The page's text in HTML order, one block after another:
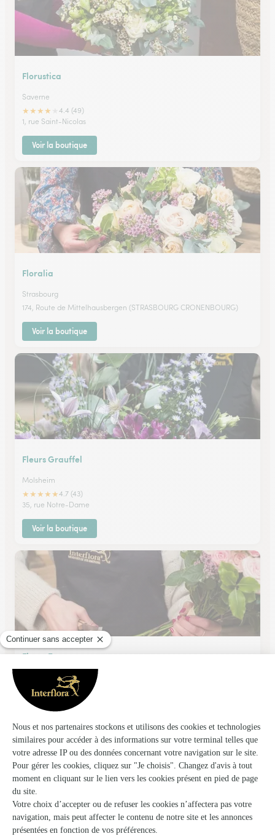
Florustica
Saverne
★★★★
4.4 (49)
1, rue Saint-Nicolas
Voir la boutique
Floralia
Strasbourg
174, Route de Mittelhausbergen (STRASBOURG CRONENBOURG)
Voir la boutique
Fleurs Grauffel
Molsheim
★★★★★4.7 (43)
35, rue Notre-Dame
Voir la boutique
Fleurs Ernst
★★★★4.6 (172)
17, rue du Sable
Voir la boutique